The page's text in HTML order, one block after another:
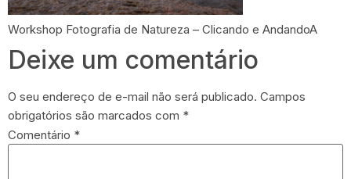
Workshop Fotografia de Natureza – Clicando e AndandoA
Deixe um comentário
O seu endereço de e-mail não será publicado. Campos
obrigatórios são marcados com *
Comentário *